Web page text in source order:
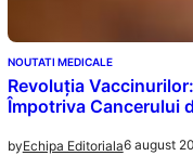
NOUTATI MEDICALE
Revoluția
Împotriva Cancerului
byEchipa Editoriala6 august